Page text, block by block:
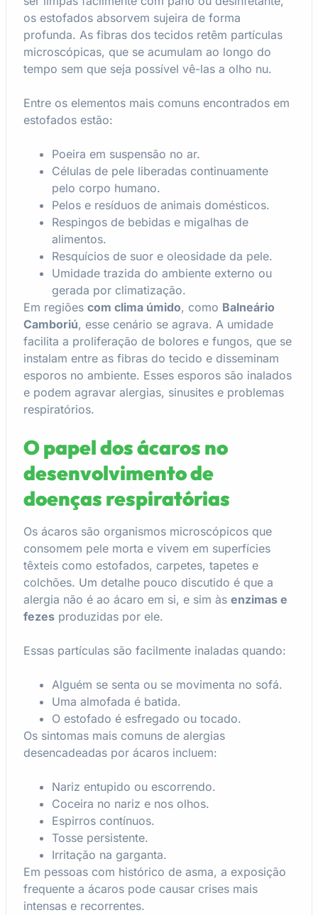
os estofados absorvem sujeira de forma
profunda. As fibras dos tecidos retêm partículas
microscópicas, que se acumulam ao longo do
tempo sem que seja possível vê-las a olho nu.
Entre os elementos mais comuns encontrados em
estofados estão:
Poeira em suspensão no ar.
Células de pele liberadas continuamente
pelo corpo humano.
Pelos e resíduos de animais domésticos.
Respingos de bebidas e migalhas de
alimentos.
Resquícios de suor e oleosidade da pele.
Umidade trazida do ambiente externo ou
gerada por climatização.
Em regiões com clima úmido, como Balneário
Camboriú, esse cenário se agrava. A umidade
facilita a proliferação de bolores e fungos, que se
instalam entre as fibras do tecido e disseminam
esporos no ambiente. Esses esporos são inalados
e podem agravar alergias, sinusites e problemas
respiratórios.
O papel dos ácaros no
desenvolvimento de
doenças respiratórias
Os ácaros são organismos microscópicos que
consomem pele morta e vivem em superfícies
têxteis como estofados, carpetes, tapetes e
colchões. Um detalhe pouco discutido é que a
alergia não é ao ácaro em si, e sim às enzimas e
fezes produzidas por ele.
Essas partículas são facilmente inaladas quando:
Alguém se senta ou se movimenta no sofá.
Uma almofada é batida.
O estofado é esfregado ou tocado.
Os sintomas mais comuns de alergias
desencadeadas por ácaros incluem:
Nariz entupido ou escorrendo.
Coceira no nariz e nos olhos.
Espirros contínuos.
Tosse persistente.
Irritação na garganta.
Em pessoas com histórico de asma, a exposição
frequente a ácaros pode causar crises mais
intensas e recorrentes.